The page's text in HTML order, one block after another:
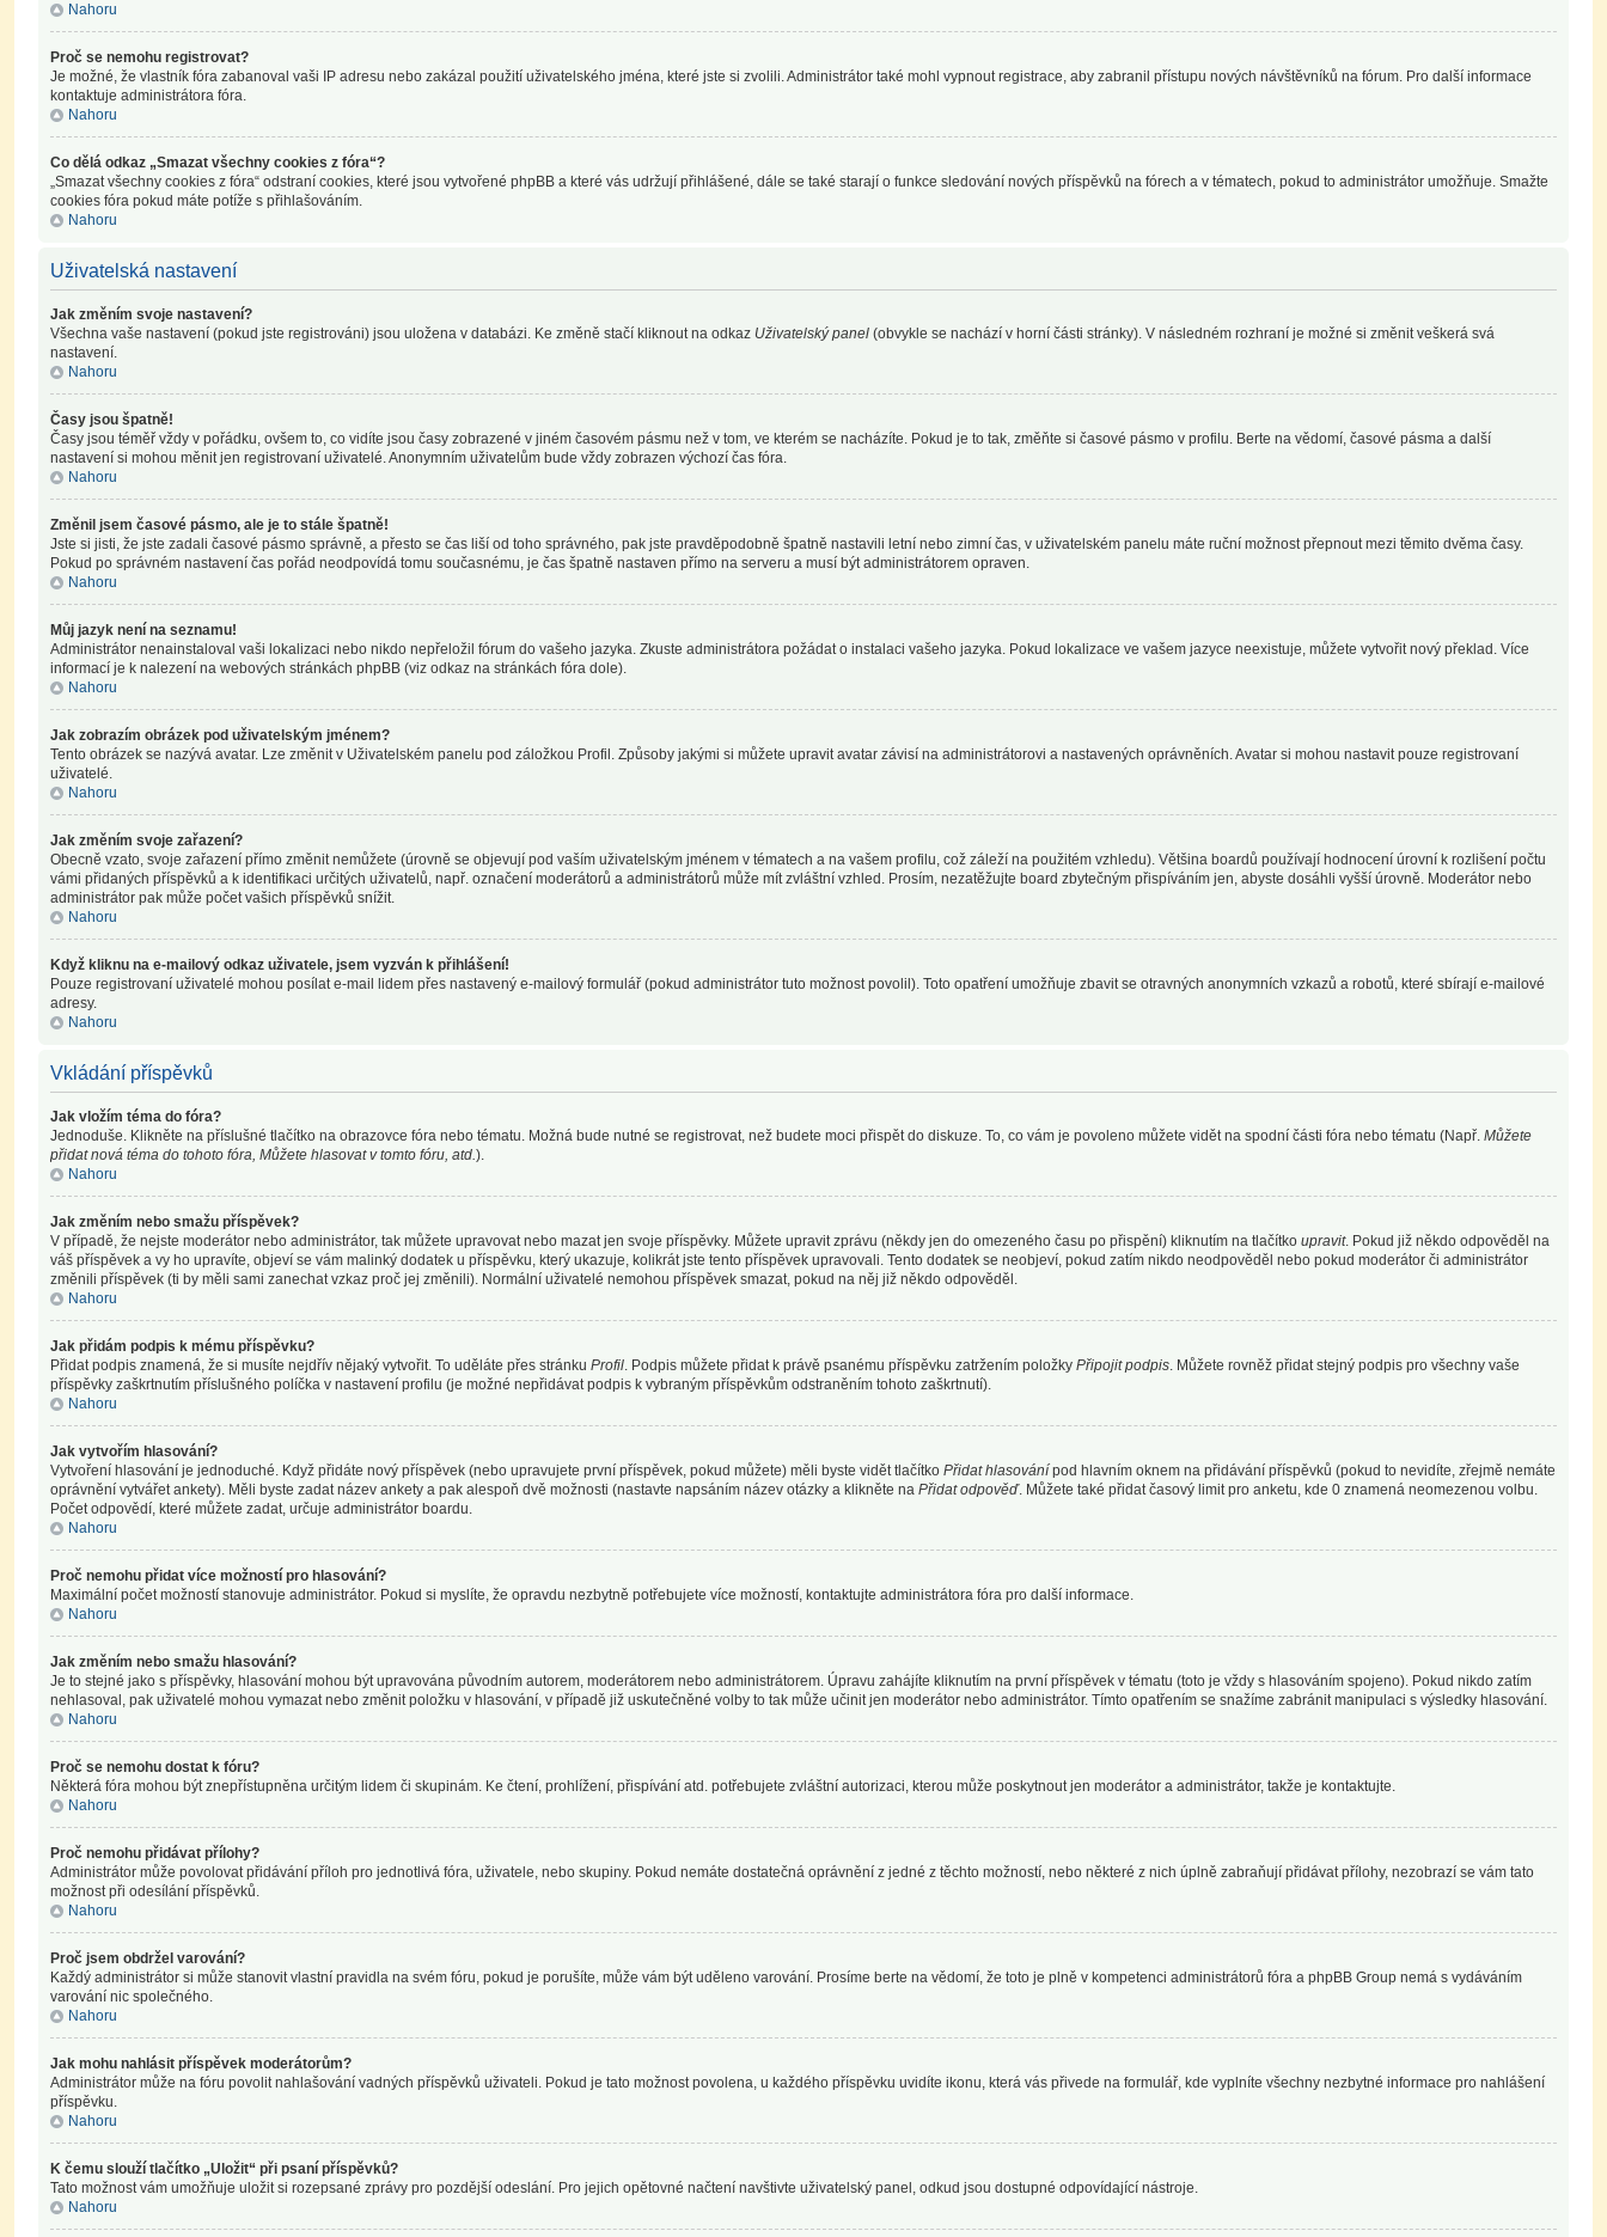
Nahoru
Proč se nemohu registrovat?
Je možné, že vlastník fóra zabanoval vaši IP adresu nebo zakázal použití uživatelského jména, které jste si zvolili. Administrátor také mohl vypnout registrace, aby zabranil přístupu nových návštěvníků na fórum. Pro další informace
kontaktuje administrátora fóra.
Nahoru
Co dělá odkaz „Smazat všechny cookies z fóra“?
„Smazat všechny cookies z fóra“ odstraní cookies, které jsou vytvořené phpBB a které vás udržují přihlášené, dále se také starají o funkce sledování nových příspěvků na fórech a v tématech, pokud to administrátor umožňuje. Smažte
cookies fóra pokud máte potíže s přihlašováním.
Nahoru
Uživatelská nastavení
Jak změním svoje nastavení?
Všechna vaše nastavení (pokud jste registrováni) jsou uložena v databázi. Ke změně stačí kliknout na odkaz Uživatelský panel (obvykle se nachází v horní části stránky). V následném rozhraní je možné si změnit veškerá svá
nastavení.
Nahoru
Časy jsou špatně!
Časy jsou téměř vždy v pořádku, ovšem to, co vidíte jsou časy zobrazené v jiném časovém pásmu než v tom, ve kterém se nacházíte. Pokud je to tak, změňte si časové pásmo v profilu. Berte na vědomí, časové pásma a další
nastavení si mohou měnit jen registrovaní uživatelé. Anonymním uživatelům bude vždy zobrazen výchozí čas fóra.
Nahoru
Změnil jsem časové pásmo, ale je to stále špatně!
Jste si jisti, že jste zadali časové pásmo správně, a přesto se čas liší od toho správného, pak jste pravděpodobně špatně nastavili letní nebo zimní čas, v uživatelském panelu máte ruční možnost přepnout mezi těmito dvěma časy.
Pokud po správném nastavení čas pořád neodpovídá tomu současnému, je čas špatně nastaven přímo na serveru a musí být administrátorem opraven.
Nahoru
Můj jazyk není na seznamu!
Administrátor nenainstaloval vaši lokalizaci nebo nikdo nepřeložil fórum do vašeho jazyka. Zkuste administrátora požádat o instalaci vašeho jazyka. Pokud lokalizace ve vašem jazyce neexistuje, můžete vytvořit nový překlad. Více
informací je k nalezení na webových stránkách phpBB (viz odkaz na stránkách fóra dole).
Nahoru
Jak zobrazím obrázek pod uživatelským jménem?
Tento obrázek se nazývá avatar. Lze změnit v Uživatelském panelu pod záložkou Profil. Způsoby jakými si můžete upravit avatar závisí na administrátorovi a nastavených oprávněních. Avatar si mohou nastavit pouze registrovaní
uživatelé.
Nahoru
Jak změním svoje zařazení?
Obecně vzato, svoje zařazení přímo změnit nemůžete (úrovně se objevují pod vaším uživatelským jménem v tématech a na vašem profilu, což záleží na použitém vzhledu). Většina boardů používají hodnocení úrovní k rozlišení počtu
vámi přidaných příspěvků a k identifikaci určitých uživatelů, např. označení moderátorů a administrátorů může mít zvláštní vzhled. Prosím, nezatěžujte board zbytečným přispíváním jen, abyste dosáhli vyšší úrovně. Moderátor nebo
administrátor pak může počet vašich příspěvků snížit.
Nahoru
Když kliknu na e-mailový odkaz uživatele, jsem vyzván k přihlášení!
Pouze registrovaní uživatelé mohou posílat e-mail lidem přes nastavený e-mailový formulář (pokud administrátor tuto možnost povolil). Toto opatření umožňuje zbavit se otravných anonymních vzkazů a robotů, které sbírají e-mailové
adresy.
Nahoru
Vkládání příspěvků
Jak vložím téma do fóra?
Jednoduše. Klikněte na příslušné tlačítko na obrazovce fóra nebo tématu. Možná bude nutné se registrovat, než budete moci přispět do diskuze. To, co vám je povoleno můžete vidět na spodní části fóra nebo tématu (Např. Můžete
přidat nová téma do tohoto fóra, Můžete hlasovat v tomto fóru, atd.).
Nahoru
Jak změním nebo smažu příspěvek?
V případě, že nejste moderátor nebo administrátor, tak můžete upravovat nebo mazat jen svoje příspěvky. Můžete upravit zprávu (někdy jen do omezeného času po přispění) kliknutím na tlačítko upravit. Pokud již někdo odpověděl na
váš příspěvek a vy ho upravíte, objeví se vám malinký dodatek u příspěvku, který ukazuje, kolikrát jste tento příspěvek upravovali. Tento dodatek se neobjeví, pokud zatím nikdo neodpověděl nebo pokud moderátor či administrátor
změnili příspěvek (ti by měli sami zanechat vzkaz proč jej změnili). Normální uživatelé nemohou příspěvek smazat, pokud na něj již někdo odpověděl.
Nahoru
Jak přidám podpis k mému příspěvku?
Přidat podpis znamená, že si musíte nejdřív nějaký vytvořit. To uděláte přes stránku Profil. Podpis můžete přidat k právě psanému příspěvku zatržením položky Připojit podpis. Můžete rovněž přidat stejný podpis pro všechny vaše
příspěvky zaškrtnutím příslušného políčka v nastavení profilu (je možné nepřidávat podpis k vybraným příspěvkům odstraněním tohoto zaškrtnutí).
Nahoru
Jak vytvořím hlasování?
Vytvoření hlasování je jednoduché. Když přidáte nový příspěvek (nebo upravujete první příspěvek, pokud můžete) měli byste vidět tlačítko Přidat hlasování pod hlavním oknem na přidávání příspěvků (pokud to nevidíte, zřejmě nemáte
oprávnění vytvářet ankety). Měli byste zadat název ankety a pak alespoň dvě možnosti (nastavte napsáním název otázky a klikněte na Přidat odpověď. Můžete také přidat časový limit pro anketu, kde 0 znamená neomezenou volbu.
Počet odpovědí, které můžete zadat, určuje administrátor boardu.
Nahoru
Proč nemohu přidat více možností pro hlasování?
Maximální počet možností stanovuje administrátor. Pokud si myslíte, že opravdu nezbytně potřebujete více možností, kontaktujte administrátora fóra pro další informace.
Nahoru
Jak změním nebo smažu hlasování?
Je to stejné jako s příspěvky, hlasování mohou být upravována původním autorem, moderátorem nebo administrátorem. Úpravu zahájíte kliknutím na první příspěvek v tématu (toto je vždy s hlasováním spojeno). Pokud nikdo zatím
nehlasoval, pak uživatelé mohou vymazat nebo změnit položku v hlasování, v případě již uskutečněné volby to tak může učinit jen moderátor nebo administrátor. Tímto opatřením se snažíme zabránit manipulaci s výsledky hlasování.
Nahoru
Proč se nemohu dostat k fóru?
Některá fóra mohou být znepřístupněna určitým lidem či skupinám. Ke čtení, prohlížení, přispívání atd. potřebujete zvláštní autorizaci, kterou může poskytnout jen moderátor a administrátor, takže je kontaktujte.
Nahoru
Proč nemohu přidávat přílohy?
Administrátor může povolovat přidávání příloh pro jednotlivá fóra, uživatele, nebo skupiny. Pokud nemáte dostatečná oprávnění z jedné z těchto možností, nebo některé z nich úplně zabraňují přidávat přílohy, nezobrazí se vám tato
možnost při odesílání příspěvků.
Nahoru
Proč jsem obdržel varování?
Každý administrátor si může stanovit vlastní pravidla na svém fóru, pokud je porušíte, může vám být uděleno varování. Prosíme berte na vědomí, že toto je plně v kompetenci administrátorů fóra a phpBB Group nemá s vydáváním
varování nic společného.
Nahoru
Jak mohu nahlásit příspěvek moderátorům?
Administrátor může na fóru povolit nahlašování vadných příspěvků uživateli. Pokud je tato možnost povolena, u každého příspěvku uvidíte ikonu, která vás přivede na formulář, kde vyplníte všechny nezbytné informace pro nahlášení
příspěvku.
Nahoru
K čemu slouží tlačítko „Uložit“ při psaní příspěvků?
Tato možnost vám umožňuje uložit si rozepsané zprávy pro pozdější odeslání. Pro jejich opětovné načtení navštivte uživatelský panel, odkud jsou dostupné odpovídající nástroje.
Nahoru